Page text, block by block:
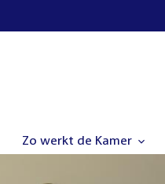
Zo werkt de Kamer